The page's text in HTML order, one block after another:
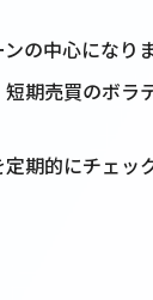
の中心になりま
期売買のボラ
期的にチェッ